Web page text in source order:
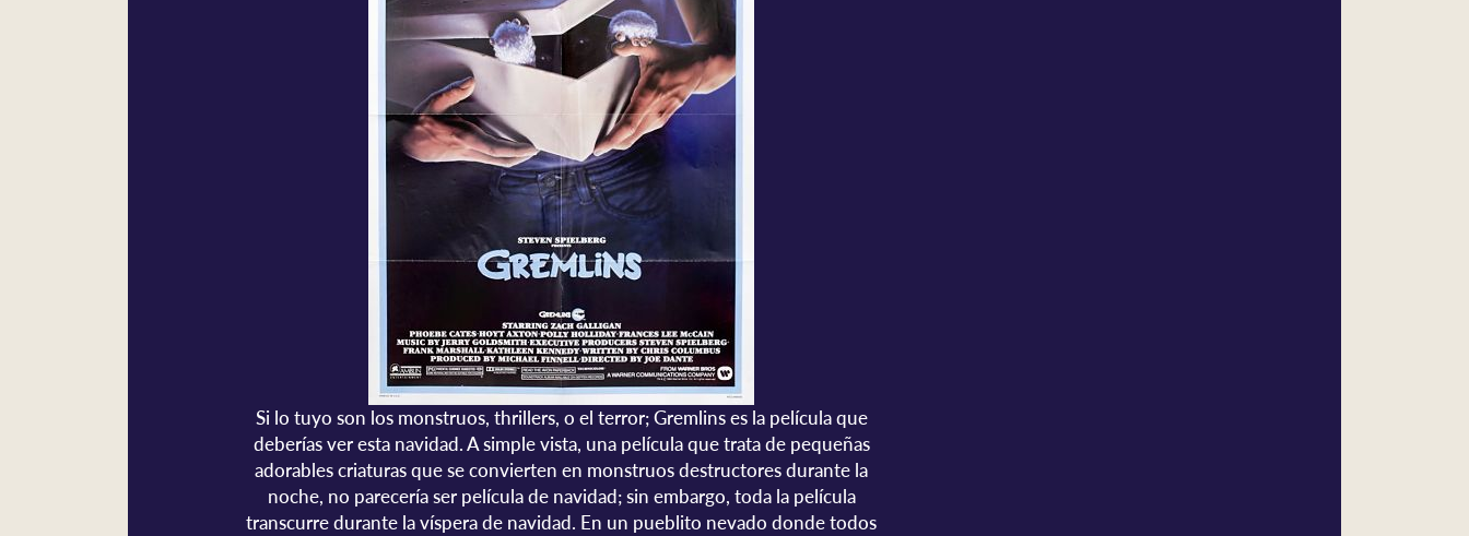
Si lo tuyo son los monstruos, thrillers, o el terror; Gremlins es la película que
deberías ver esta navidad. A simple vista, una película que trata de pequeñas
adorables criaturas que se convierten en monstruos destructores durante la
noche, no parecería ser película de navidad; sin embargo, toda la película
transcurre durante la víspera de navidad. En un pueblito nevado donde todos